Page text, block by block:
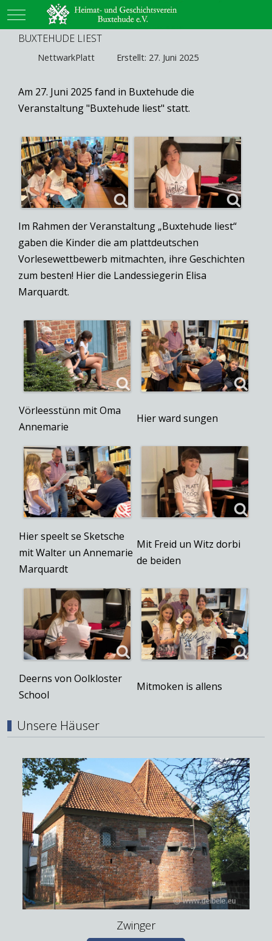
Mobile Menu Toggle
BUXTEHUDE LIEST
NettwarkPlatt Erstellt: 27. Juni 2025
Am 27. Juni 2025 fand in Buxtehude die
Veranstaltung "Buxtehude liest" statt.
Im Rahmen der Veranstaltung „Buxtehude liest“
gaben die Kinder die am plattdeutschen
Vorlesewettbewerb mitmachten, ihre Geschichten
zum besten! Hier die Landessiegerin Elisa
Marquardt.
Vörleesstünn mit Oma
Annemarie
Hier ward sungen
Hier speelt se Sketsche
mit Walter un Annemarie
Marquardt
Mit Freid un Witz dorbi
de beiden
Deerns von Oolkloster
School
Mitmoken is allens
Unsere Häuser
Zwinger